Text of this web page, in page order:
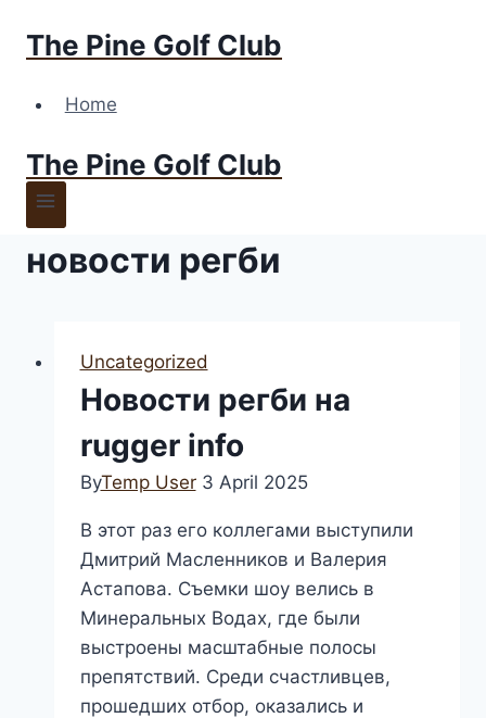
The Pine Golf Club
Home
The Pine Golf Club
новости регби
Uncategorized
Новости регби на
rugger info
ByTemp User 3 April 2025
В этот раз его коллегами выступили
Дмитрий Масленников и Валерия
Астапова. Съемки шоу велись в
Минеральных Водах, где были
выстроены масштабные полосы
препятствий. Среди счастливцев,
прошедших отбор, оказались и